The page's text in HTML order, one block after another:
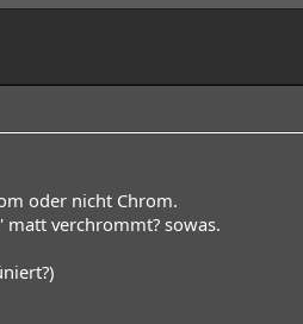
oder nicht Chrom.
verchrommt? sowas.